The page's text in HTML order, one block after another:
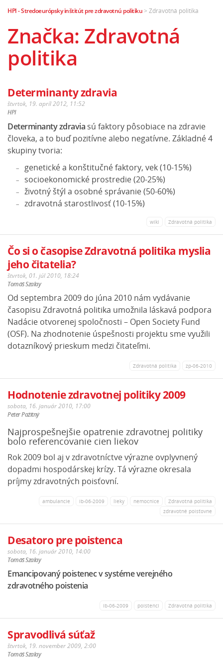
HPI - Stredoeurópsky inštitút pre zdravotnú politiku > Zdravotná politika
Značka: Zdravotná
politika
Determinanty zdravia
štvrtok, 19. apríl 2012, 11:52
HPI
Determinanty zdravia sú faktory pôsobiace na zdravie
človeka, a to buď pozitívne alebo negatívne. Základné 4
skupiny tvoria:
genetické a konštitučné faktory, vek (10-15%)
socioekonomické prostredie (20-25%)
životný štýl a osobné správanie (50-60%)
zdravotná starostlivosť (10-15%)
wiki Zdravotná politika
Čo si o časopise Zdravotná politika myslia
jeho čitatelia?
štvrtok, 01. júl 2010, 18:24
Tomáš Szalay
Od septembra 2009 do júna 2010 nám vydávanie
časopisu Zdravotná politika umožnila láskavá podpora
Nadácie otvorenej spoločnosti – Open Society Fund
(OSF). Na zhodnotenie úspešnosti projektu sme využili
dotazníkový prieskum medzi čitateľmi.
Zdravotná politika zp-06-2010
Hodnotenie zdravotnej politiky 2009
sobota, 16. január 2010, 17:00
Peter Pažitný
Najprospešnejšie opatrenie zdravotnej politiky
bolo referencovanie cien liekov
Rok 2009 bol aj v zdravotníctve výrazne ovplyvnený
dopadmi hospodárskej krízy. Tá výrazne okresala
príjmy zdravotných poisťovní.
ambulancie ib-06-2009 lieky nemocnice
Zdravotná politika
zdravotné poisťovne
Desatoro pre poistenca
sobota, 16. január 2010, 14:00
Tomáš Szalay
Emancipovaný poistenec v systéme verejného
zdravotného poistenia
ib-06-2009 poistenci Zdravotná politika
Spravodlivá súťaž
štvrtok, 19. november 2009, 2:00
Tomáš Szalay